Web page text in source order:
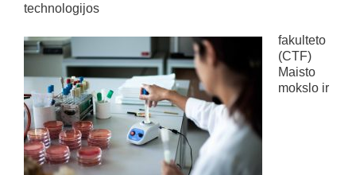
technologijos
fakulteto
(CTF)
Maisto
mokslo ir